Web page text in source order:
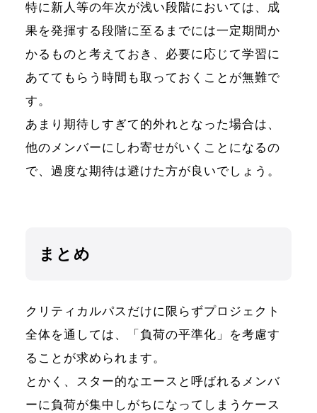
特に新人等の年次が浅い段階においては、成
果を発揮する段階に至るまでには一定期間か
かるものと考えておき、必要に応じて学習に
あててもらう時間も取っておくことが無難で
す。
あまり期待しすぎて的外れとなった場合は、
他のメンバーにしわ寄せがいくことになるの
で、過度な期待は避けた方が良いでしょう。
まとめ
クリティカルパスだけに限らずプロジェクト
全体を通しては、「負荷の平準化」を考慮す
ることが求められます。
とかく、スター的なエースと呼ばれるメンバ
ーに負荷が集中しがちになってしまうケース